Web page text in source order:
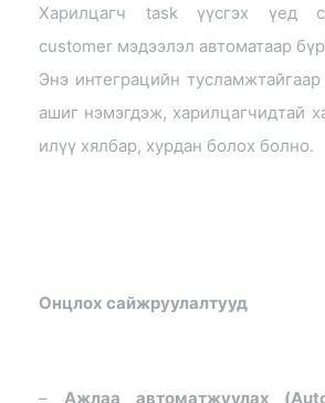
Харилцагч task үүсгэх үед
customer мэдээлэл автоматаар
Энэ интеграцийн
ашиг нэмэгдэж, харилцагчидтай
илүү хялбар, хурдан болох болно.
Онцлох сайжруулалтууд
– Ажлаа автоматжуулах